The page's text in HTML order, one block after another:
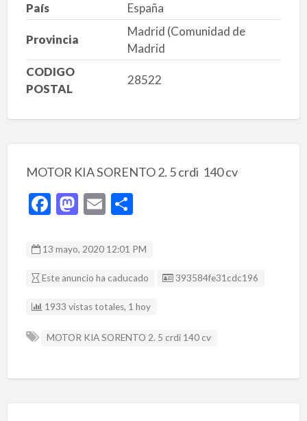
País
España
Provincia
Madrid (Comunidad de
Madrid
CODIGO
POSTAL
28522
MOTOR KIA SORENTO 2. 5 crdi 140 cv
F
e
b
o
k
M
to
d
n
E
ai
l
C
m
p
ti
r
13 mayo, 2020 12:01 PM
Este anuncio ha caducado Listing ID
393584fe31cdc196
1933 vistas totales, 1 hoy
MOTOR KIA SORENTO 2. 5 crdi 140 cv